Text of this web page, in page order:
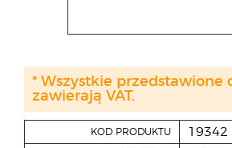
KOD PRODUKTU 19342
* Wszystkie przedstawione
zawierają VAT.